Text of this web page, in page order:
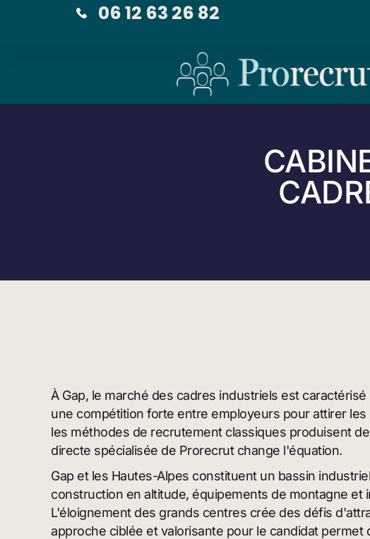
06 12 63 26 82
À Gap, le marché des cadres industriels est
une compétition forte entre employeurs pour attirer
les méthodes de recrutement classiques produisent
directe spécialisée de Prorecrut change l'équation.
Gap et les Hautes-Alpes constituent un bassin
construction en altitude, équipements de montagne et
L'éloignement des grands centres crée des défis
approche ciblée et valorisante pour le candidat permet